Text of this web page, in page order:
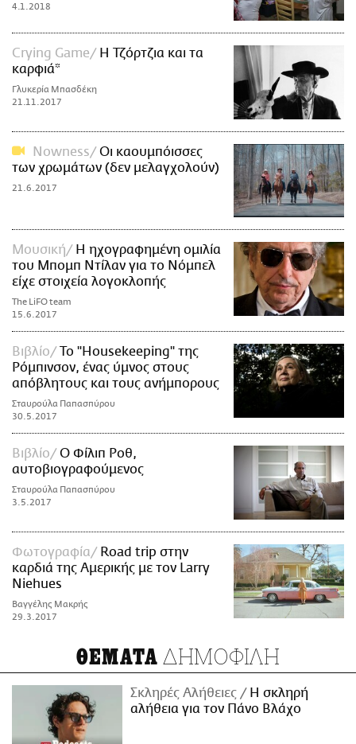
4.1.2018
Crying Game
Η Τζόρτζια και τα
καρφιά*
Γλυκερία Μπασδέκη
21.11.2017
Nowness
Οι καουμπόισσες
των χρωμάτων (δεν μελαγχολούν)
21.6.2017
Μουσική
Η ηχογραφημένη ομιλία
του Μπομπ Ντίλαν για το Νόμπελ
είχε στοιχεία λογοκλοπής
The LiFO team
15.6.2017
Βιβλίο
Το "Housekeeping" της
Ρόμπινσον, ένας ύμνος στους
απόβλητους και τους ανήμπορους
Σταυρούλα Παπασπύρου
30.5.2017
Βιβλίο
Ο Φίλιπ Ροθ,
αυτοβιογραφούμενος
Σταυρούλα Παπασπύρου
3.5.2017
Φωτογραφία
Road trip στην
καρδιά της Αμερικής με τον Larry
Niehues
Βαγγέλης Μακρής
29.3.2017
ΘΕΜΑΤΑ ΔΗΜΟΦΙΛΗ
Σκληρές Αλήθειες
H σκληρή
αλήθεια για τον Πάνο Βλάχο